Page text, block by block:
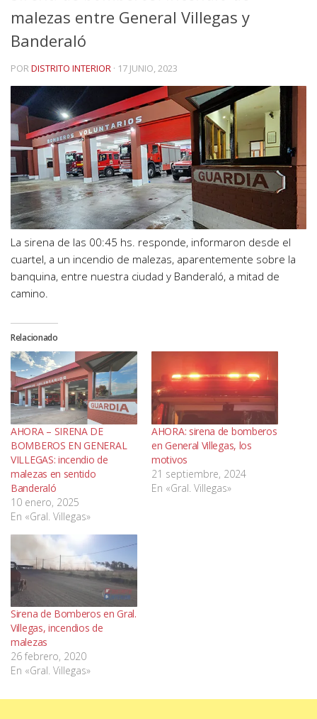
malezas entre General Villegas y
Banderaló
PORDISTRITO INTERIOR · 17 JUNIO, 2023
La sirena de las 00:45 hs. responde, informaron desde el
cuartel, a un incendio de malezas, aparentemente sobre la
banquina, entre nuestra ciudad y Banderaló, a mitad de
camino.
Relacionado
AHORA – SIRENA DE
BOMBEROS EN GENERAL
VILLEGAS: incendio de
malezas en sentido
Banderaló
10 enero, 2025
En «Gral. Villegas»
AHORA: sirena de bomberos
en General Villegas, los
motivos
21 septiembre, 2024
En «Gral. Villegas»
Sirena de Bomberos en Gral.
Villegas, incendios de
malezas
26 febrero, 2020
En «Gral. Villegas»